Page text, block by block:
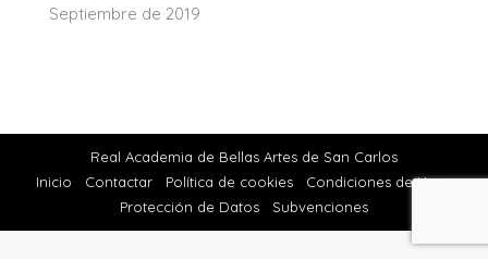
Septiembre de 2019
Real Academia de Bellas Artes de San Carlos
Inicio
Contactar Política de cookies
Condiciones de Uso
Protección de Datos
Subvenciones